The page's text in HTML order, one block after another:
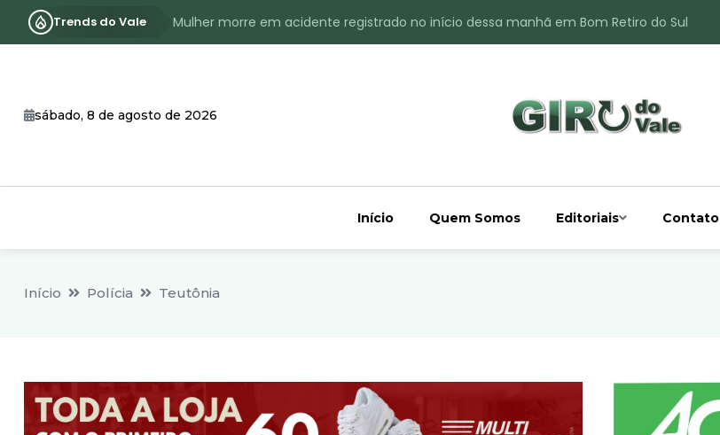
Trends do Vale
Mulher morre em acidente registrado no início dessa manhã em Bom Retiro do Sul
Identificado o jovem assassinado no interior de Bom Retiro do Sul
sábado, 8 de agosto de 2026
Início Quem Somos Editoriais Contato
Início Polícia Teutônia